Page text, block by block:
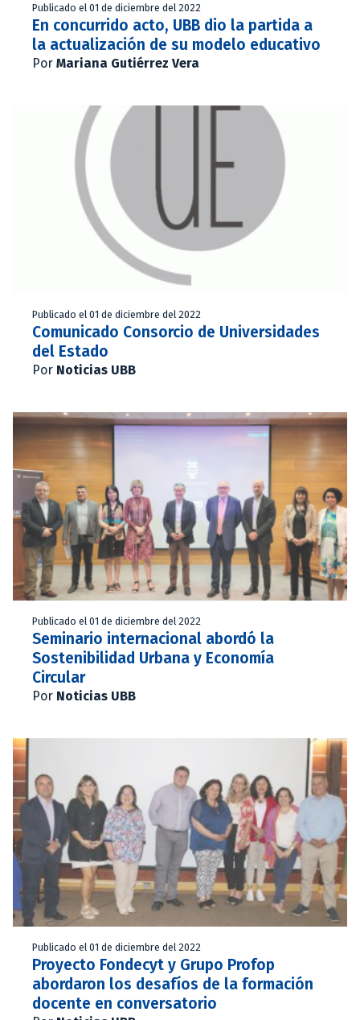
Publicado el 01 de diciembre del 2022
En concurrido acto, UBB dio la partida a
la actualización de su modelo educativo
Por Mariana Gutiérrez Vera
Publicado el 01 de diciembre del 2022
Comunicado Consorcio de Universidades
del Estado
Por Noticias UBB
Publicado el 01 de diciembre del 2022
Seminario internacional abordó la
Sostenibilidad Urbana y Economía
Circular
Por Noticias UBB
Publicado el 01 de diciembre del 2022
Proyecto Fondecyt y Grupo Profop
abordaron los desafíos de la formación
docente en conversatorio